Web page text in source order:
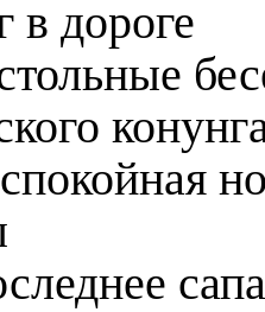
в дороге